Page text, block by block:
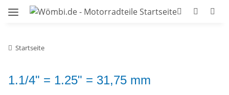
Startseite
1.1/4" = 1.25" = 31,75 mm